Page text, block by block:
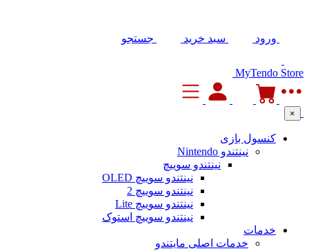
ورود سبد خرید جستجو
MyTendo Store
×
کنسول بازی
نینتندو Nintendo
نینتندو سوییچ
نینتندو سوییچ OLED
نینتندو سوییچ 2
نینتندو سوییچ Lite
نینتندو سوییچ استوک
خدمات
خدمات اصلی مایتندو